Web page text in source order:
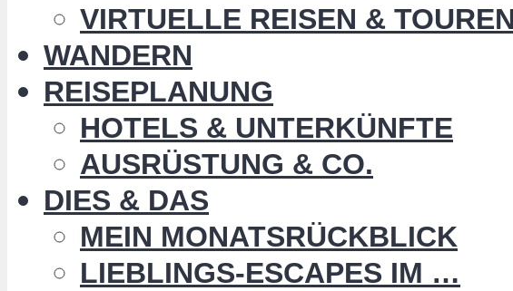
VIRTUELLE REISEN & TOUREN
WANDERN
REISEPLANUNG
HOTELS & UNTERKÜNFTE
AUSRÜSTUNG & CO.
DIES & DAS
MEIN MONATSRÜCKBLICK
LIEBLINGS-ESCAPES IM …